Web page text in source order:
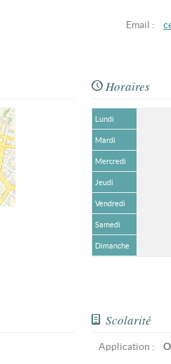
Email :
Horaires
Lundi
Mardi
Mercredi
Jeudi
Vendredi
Samedi
Dimanche
Scolarité
Application :